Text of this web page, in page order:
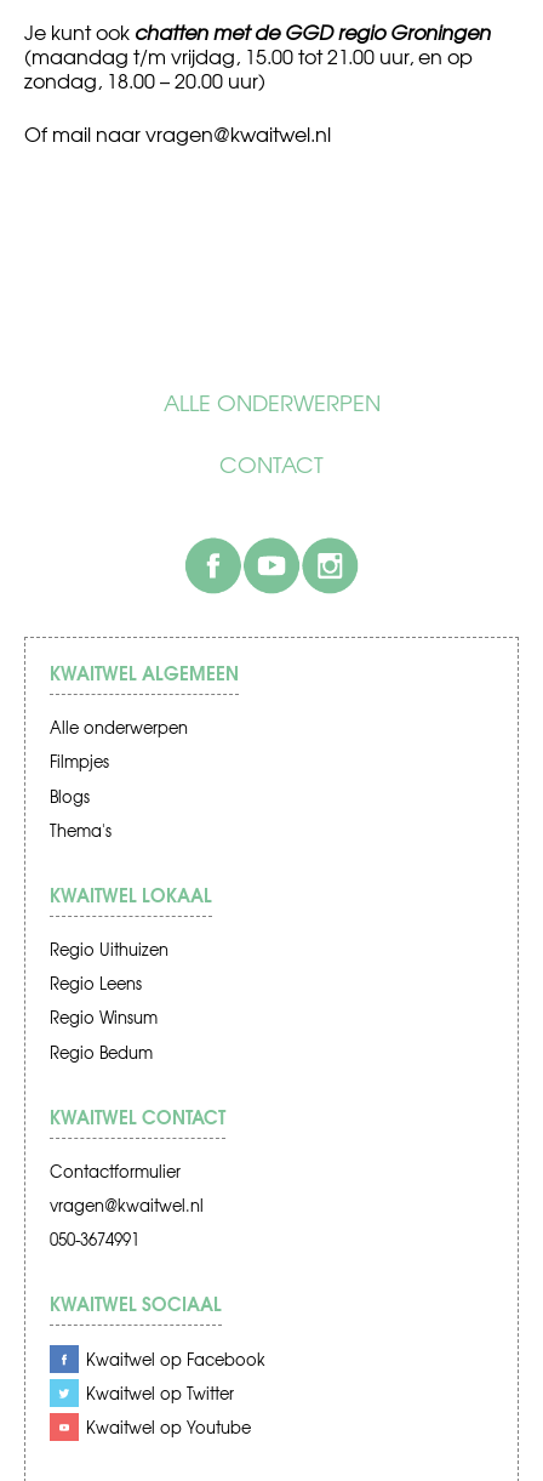
ALLE ONDERWERPEN
CONTACT
facebook
Je kunt ook chatten met de GGD regio Groningen
(maandag t/m vrijdag, 15.00 tot 21.00 uur, en op
zondag, 18.00 – 20.00 uur)
Of mail naarvragen@kwaitwel.nl
KWAITWEL ALGEMEEN
Alle onderwerpen
Filmpjes
Blogs
Thema's
KWAITWEL LOKAAL
Regio Uithuizen
Regio Leens
Regio Winsum
Regio Bedum
KWAITWEL CONTACT
Contactformulier
vragen@kwaitwel.nl
050-3674991
KWAITWEL SOCIAAL
Kwaitwel op Facebook
Kwaitwel op Twitter
Kwaitwel op Youtube